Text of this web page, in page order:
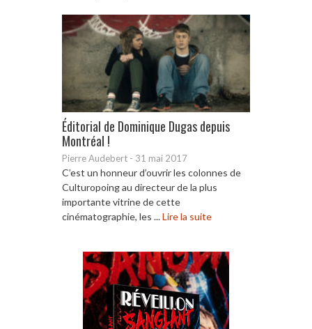
Éditorial de Dominique Dugas depuis
Montréal !
Pierre Audebert - 31 mai 2017
C’est un honneur d’ouvrir les colonnes de
Culturopoing au directeur de la plus
importante vitrine de cette
cinématographie, les ...Lire la suite